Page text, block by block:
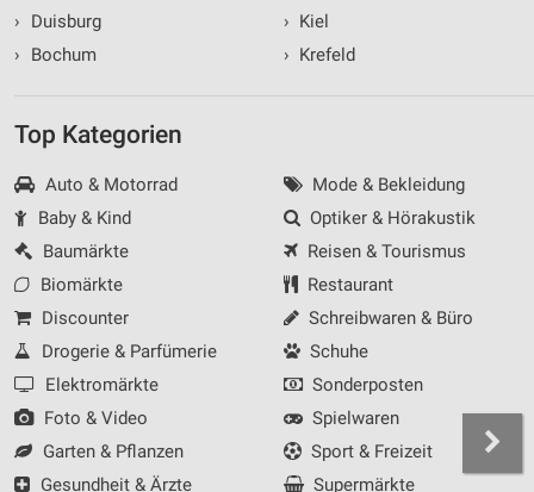
›
Duisburg
›
Bochum
› Kiel
› Krefeld
Top Kategorien
Auto & Motorrad
Baby & Kind
Baumärkte
Biomärkte
Discounter
Drogerie & Parfümerie
Elektromärkte
Foto & Video
Garten & Pflanzen
Gesundheit & Ärzte
Mode & Bekleidung
Optiker & Hörakustik
Reisen & Tourismus
Restaurant
Schreibwaren & Büro
Schuhe
Sonderposten
Spielwaren
Sport & Freizeit
Supermärkte